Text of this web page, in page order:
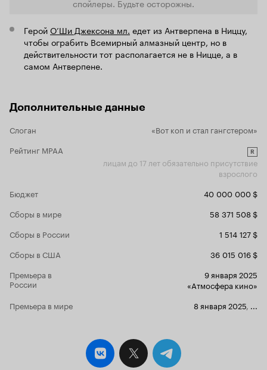
помимо
слабости
'Охота на
спойлеры. Будьте осторожны.
Герой О’Ши Джексона мл. едет из Антверпена в Ниццу,
чтобы ограбить Всемирный алмазный центр, но в
действительности тот располагается не в Ницце, а в
самом Антверпене.
Дополнительные данные
Слоган
«Вот коп и стал гангстером»
Рейтинг MPAA
R
лицам до 17 лет обязательно присутствие
взрослого
Бюджет
40 000 000 $
Сборы в мире
58 371 508 $
Сборы в России
1 514 127 $
Сборы в США
36 015 016 $
Премьера в
России
9 января 2025
«Атмосфера кино»
Премьера в мире
8 января 2025, ...